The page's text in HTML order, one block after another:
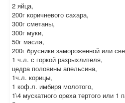
2 яйца,
200г коричневого сахара,
300г сметаны,
300г муки,
50г масла,
200г брусники замороженной или
1 ч.л. с горкой разрыхлителя,
цедра половины апельсина,
1ч.л. корицы,
1 коф.л. имбиря молотого,
1\4 мускатного ореха тертого или 1